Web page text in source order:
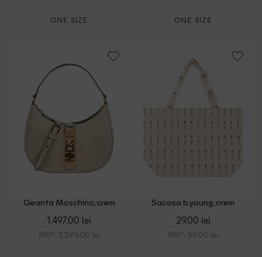
ONE SIZE ONE SIZE
Geanta Moschino, crem
1,497.00 lei
RRP: 3399.00 lei
Sacosa b.young, crem
29.00 lei
RRP: 59.00 lei